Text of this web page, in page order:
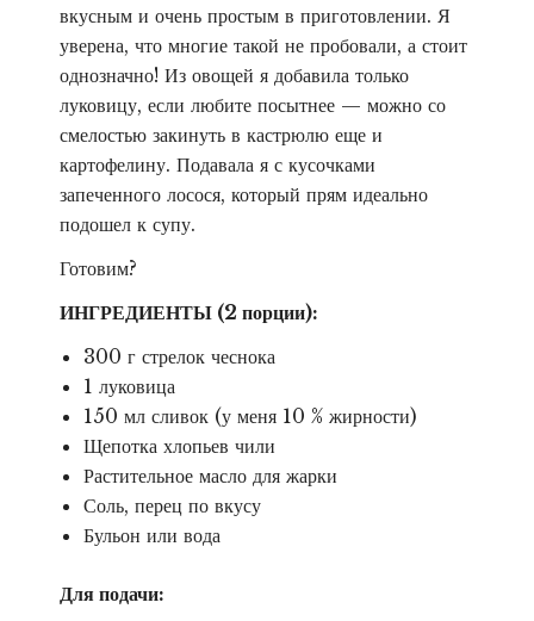
вкусным и очень простым в приготовлении. Я
уверена, что многие такой не пробовали, а стоит
однозначно! Из овощей я добавила только
луковицу, если любите посытнее — можно со
смелостью закинуть в кастрюлю еще и
картофелину. Подавала я с кусочками
запеченного лосося, который прям идеально
подошел к супу.
Готовим?
ИНГРЕДИЕНТЫ (2 порции):
300 г стрелок чеснока
1 луковица
150 мл сливок (у меня 10 % жирности)
Щепотка хлопьев чили
Растительное масло для жарки
Соль, перец по вкусу
Бульон или вода
Для подачи: